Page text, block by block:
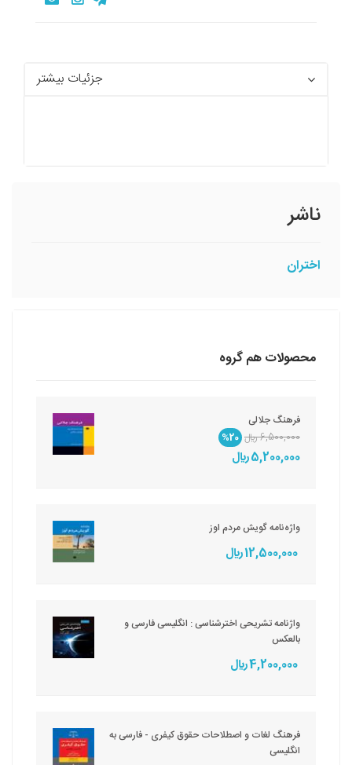
جزئیات بیشتر
ناشر
اختران
محصولات هم گروه
فرهنگ جلالی
6,500,000 ريال
%20
5,200,000 ريال
واژه‌نامه گویش مردم اوز
12,500,000 ريال
واژنامه تشریحی اخترشناسی : انگلیسی فارسی و
بالعکس
4,200,000 ريال
فرهنگ لغات و اصطلاحات حقوق کیفری - فارسی به
انگلیسی